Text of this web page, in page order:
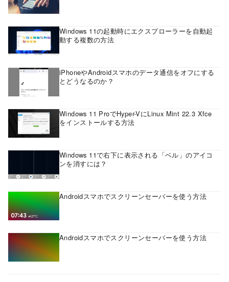
Windows 11の起動時にエクスプローラーを自動起
動する複数の方法
iPhoneやAndroidスマホのデータ通信をオフにする
とどうなるのか？
Windows 11 ProでHyper-VにLinux Mint 22.3 Xfce
をインストールする方法
Windows 11で右下に表示される「ベル」のアイコ
ンを消すには？
Androidスマホでスクリーンセーバーを使う方法
Androidスマホでスクリーンセーバーを使う方法